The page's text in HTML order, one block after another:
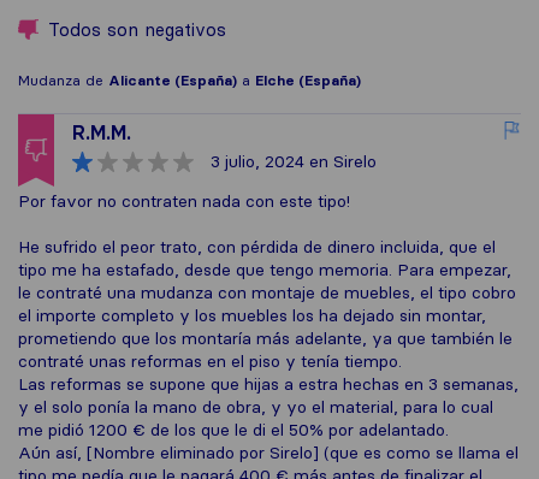
Todos son negativos
Mudanza de Alicante (España) a Elche (España)
R.M.M.
3 julio, 2024 en Sirelo
Por favor no contraten nada con este tipo!
He sufrido el peor trato, con pérdida de dinero incluida, que el
tipo me ha estafado, desde que tengo memoria. Para empezar,
le contraté una mudanza con montaje de muebles, el tipo cobro
el importe completo y los muebles los ha dejado sin montar,
prometiendo que los montaría más adelante, ya que también le
contraté unas reformas en el piso y tenía tiempo.
Las reformas se supone que hijas a estra hechas en 3 semanas,
y el solo ponía la mano de obra, y yo el material, para lo cual
me pidió 1200 € de los que le di el 50% por adelantado.
Aún así, [Nombre eliminado por Sirelo] (que es como se llama el